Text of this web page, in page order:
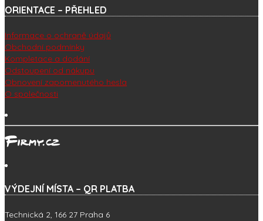
ORIENTACE – PŘEHLED
Informace o ochraně údajů
Obchodní podmínky
Kompletace a dodání
Odstoupení od nákupu
Obnovení zapomenutého hesla
O společnosti
VÝDEJNÍ MÍSTA – QR PLATBA
Technická 2, 166 27 Praha 6